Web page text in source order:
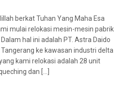
berkat Tuhan Yang Maha Esa
mulai relokasi mesin-mesin pabrik
hal ini adalah PT. Astra Daido
ke kawasan industri delta
kami relokasi adalah 28 unit
dan […]